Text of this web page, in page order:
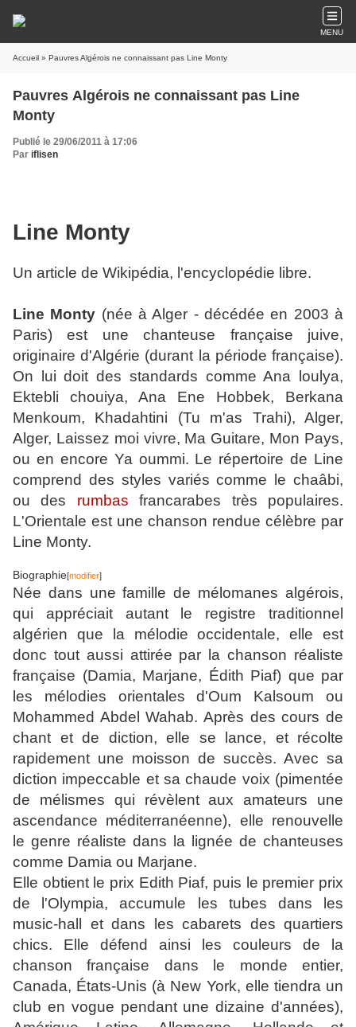
MENU
Accueil » Pauvres Algérois ne connaissant pas Line Monty
Pauvres Algérois ne connaissant pas Line
Monty
Publié le 29/06/2011 à 17:06
Par iflisen
Line Monty
Un article de Wikipédia, l'encyclopédie libre.
Line Monty (née à Alger - décédée en 2003 à
Paris) est une chanteuse française juive,
originaire d'Algérie (durant la période française).
On lui doit des standards comme Ana loulya,
Ektebli chouiya, Ana Ene Hobbek, Berkana
Menkoum, Khadahtini (Tu m'as Trahi), Alger,
Alger, Laissez moi vivre, Ma Guitare, Mon Pays,
ou en encore Ya oummi. Le répertoire de Line
comprend des styles variés comme le chaâbi,
ou des rumbas francarabes très populaires.
L'Orientale est une chanson rendue célèbre par
Line Monty.
Biographie[modifier]
Née dans une famille de mélomanes algérois,
qui appréciait autant le registre traditionnel
algérien que la mélodie occidentale, elle est
donc tout aussi attirée par la chanson réaliste
française (Damia, Marjane, Édith Piaf) que par
les mélodies orientales d'Oum Kalsoum ou
Mohammed Abdel Wahab. Après des cours de
chant et de diction, elle se lance, et récolte
rapidement une moisson de succès. Avec sa
diction impeccable et sa chaude voix (pimentée
de mélismes qui révèlent aux amateurs une
ascendance méditerranéenne), elle renouvelle
le genre réaliste dans la lignée de chanteuses
comme Damia ou Marjane.
Elle obtient le prix Edith Piaf, puis le premier prix
de l'Olympia, accumule les tubes dans les
music-hall et dans les cabarets des quartiers
chics. Elle défend ainsi les couleurs de la
chanson française dans le monde entier,
Canada, États-Unis (à New York, elle tiendra un
club en vogue pendant une dizaine d'années),